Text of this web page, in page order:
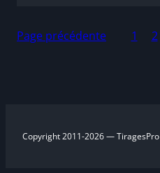
Page précédente 1 2
Copyright 2011-2026 — TiragesPro